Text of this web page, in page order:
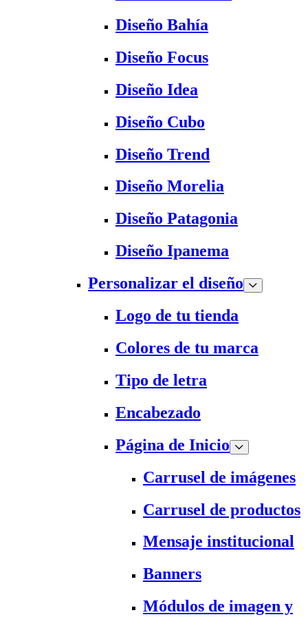
Diseño Bahía
Diseño Focus
Diseño Idea
Diseño Cubo
Diseño Trend
Diseño Morelia
Diseño Patagonia
Diseño Ipanema
Personalizar el diseño
Logo de tu tienda
Colores de tu marca
Tipo de letra
Encabezado
Página de Inicio
Carrusel de imágenes
Carrusel de productos
Mensaje institucional
Banners
Módulos de imagen y